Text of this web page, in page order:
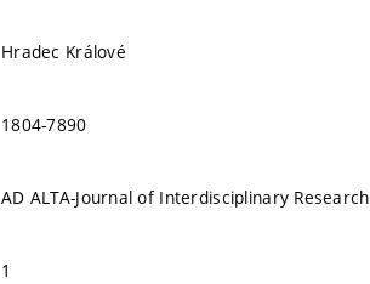
Hradec Králové
1804-7890
AD ALTA-Journal of Interdisciplinary Research
1